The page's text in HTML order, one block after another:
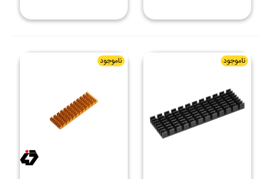
ناموجود ناموجود